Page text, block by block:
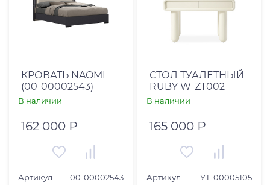
КРОВАТЬ NAOMI
(00-00002543)
В наличии
162 000 ₽
Артикул 00-00002543
СТОЛ ТУАЛЕТНЫЙ
RUBY W-ZT002
В наличии
165 000 ₽
Артикул УТ-00005105